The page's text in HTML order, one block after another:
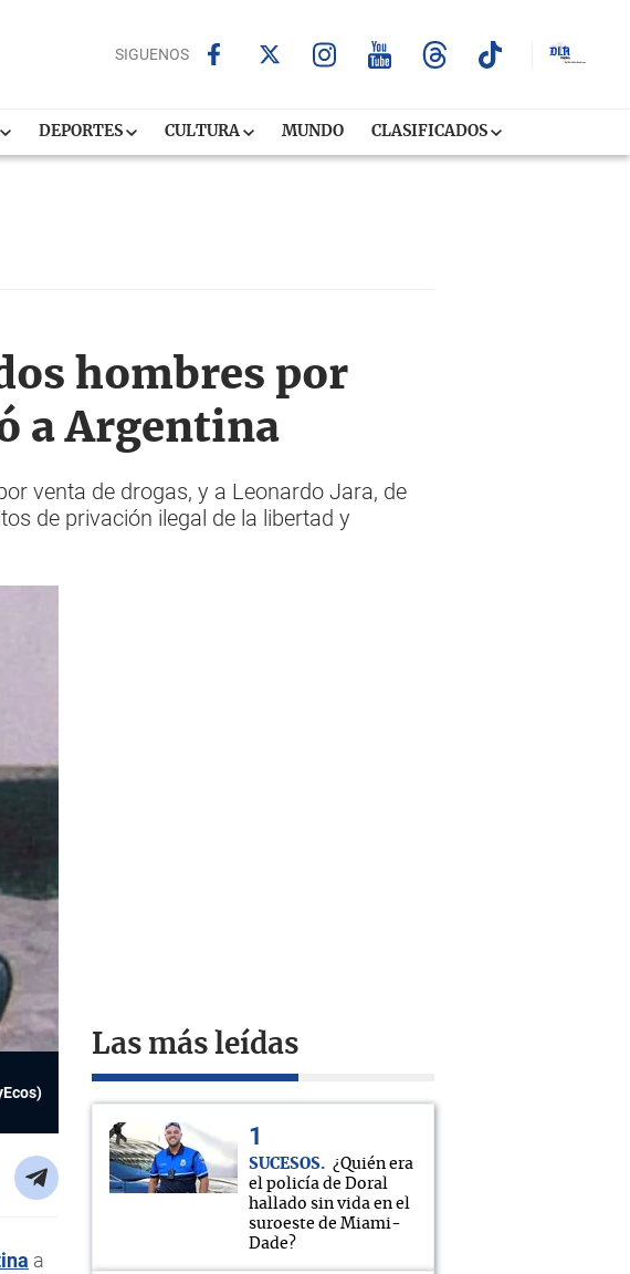
SIGUENOS
DEPORTES CULTURA MUNDO CLASIFICADOS
hombres por
a Argentina
venta de drogas, y a Leonardo Jara, de
de privación ilegal de la libertad y
a
Las más leídas
SUCESOS
¿Quién era
el policía de Doral
hallado sin vida en el
suroeste de Miami-
Dade?